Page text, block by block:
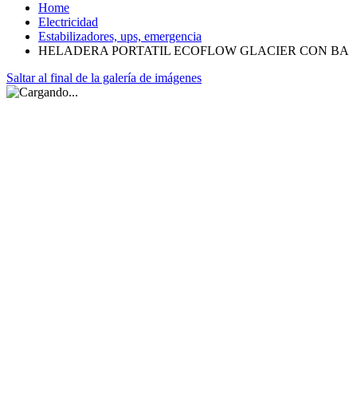
Home
Electricidad
Estabilizadores, ups, emergencia
HELADERA PORTATIL ECOFLOW GLACIER CON BA
Saltar al final de la galería de imágenes